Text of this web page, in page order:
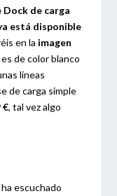
Dock de carga
está disponible
en la imagen
de color blanco
líneas
de carga simple
€, tal vez algo
ha escuchado